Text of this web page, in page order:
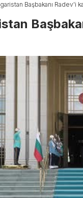
Başbakanı Radev'i